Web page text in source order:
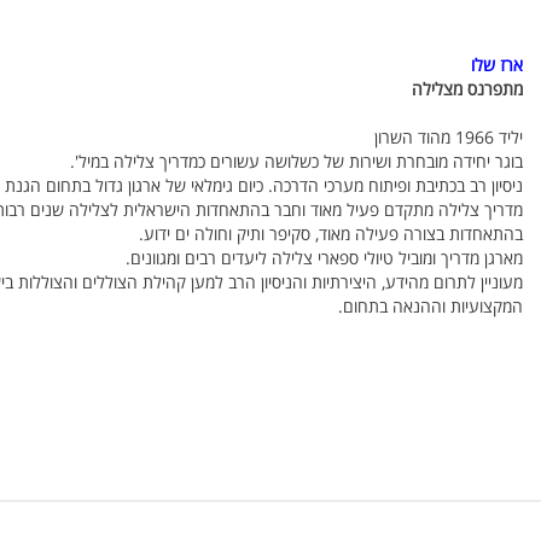
ארז שלו
מתפרנס מצלילה
יליד 1966 מהוד השרון
בוגר יחידה מובחרת ושירות של כשלושה עשורים כמדריך צלילה במיל'.
ניסיון רב בכתיבת ופיתוח מערכי הדרכה. כיום גימלאי של ארגון גדול בתחום הגנת
מדריך צלילה מתקדם פעיל מאוד וחבר בהתאחדות הישראלית לצלילה שנים
בהתאחדות בצורה פעילה מאוד, סקיפר ותיק וחולה ים ידוע.
מארגן מדריך ומוביל טיולי ספארי צלילה ליעדים רבים ומגוונים.
מעוניין לתרום מהידע, היצירתיות והניסיון הרב למען קהילת הצוללים
המקצועיות וההנאה בתחום.